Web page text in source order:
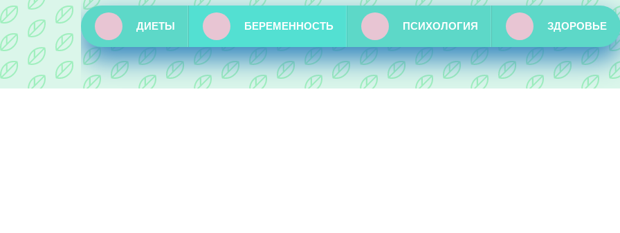
ДИЕТЫ БЕРЕМЕННОСТЬ ПСИХОЛОГИЯ ЗДОРОВЬЕ